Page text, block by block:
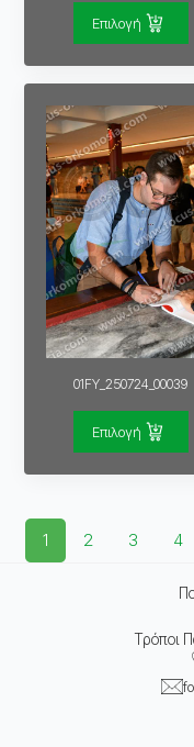
Επιλογή
01FY_250724_00039
Επιλογή
1 2 3 4
Τρόποι